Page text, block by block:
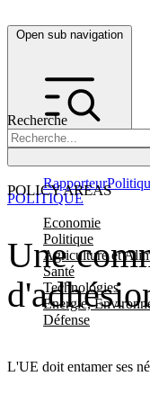
Open sub navigation
Recherche
POLICY AREAS
Economie
Politique
Agriculture et
Santé
Technologies
Energie,
Défense
Rapporteur
Une
L'UE doit entamer ses
POLITIQUE